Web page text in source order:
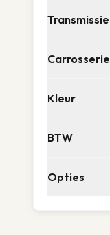
Transmissie
Carrosserie
Kleur
BTW
Opties